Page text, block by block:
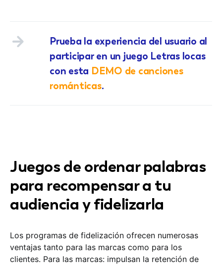
Prueba la experiencia del usuario al
participar en un juego Letras locas
con esta DEMO de canciones
románticas.
Juegos de ordenar palabras
para recompensar a tu
audiencia y fidelizarla
Los programas de fidelización ofrecen numerosas
ventajas tanto para las marcas como para los
clientes. Para las marcas: impulsan la retención de